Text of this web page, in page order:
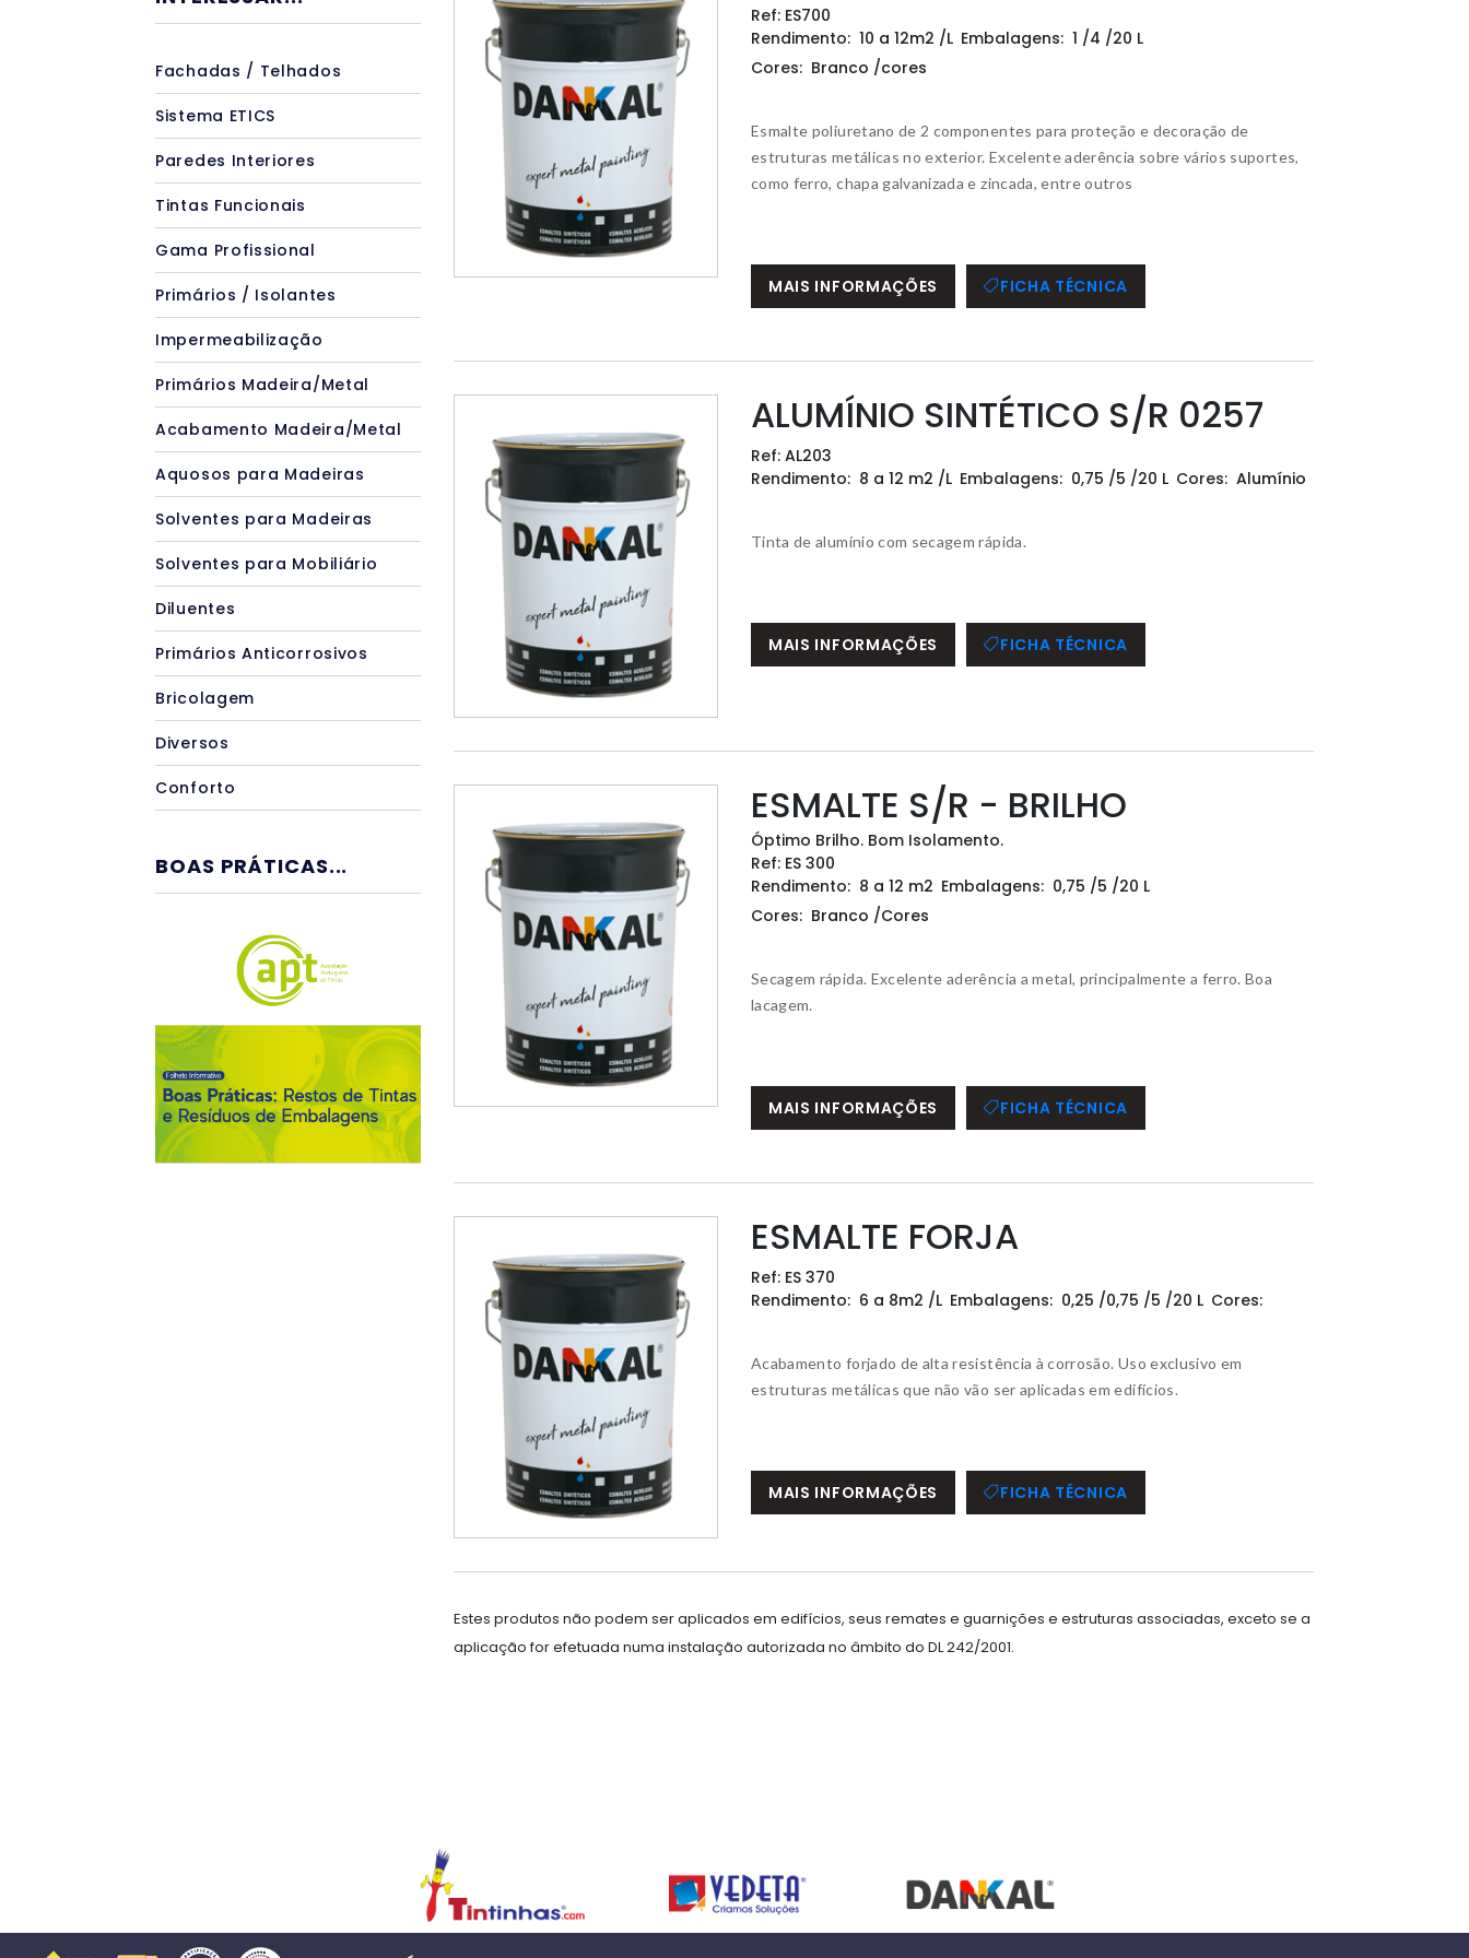
Ref: ES700
Rendimento: 10 a 12m2 /L Embalagens: 1 /4 /20 L
Cores: Branco /cores
Esmalte poliuretano de 2 componentes para proteção e decoração de
estruturas metálicas no exterior. Excelente aderência sobre vários suportes,
como ferro, chapa galvanizada e zincada, entre outros
MAIS INFORMAÇÕES FICHA TÉCNICA
ALUMÍNIO SINTÉTICO S/R 0257
Ref: AL203
Rendimento: 8 a 12 m2 /L Embalagens: 0,75 /5 /20 L Cores: Alumínio
Tinta de alumínio com secagem rápida.
MAIS INFORMAÇÕES FICHA TÉCNICA
ESMALTE S/R - BRILHO
Óptimo Brilho. Bom Isolamento.
Ref: ES 300
Rendimento: 8 a 12 m2 Embalagens: 0,75 /5 /20 L
Cores: Branco /Cores
Secagem rápida. Excelente aderência a metal, principalmente a ferro. Boa
lacagem.
MAIS INFORMAÇÕES FICHA TÉCNICA
ESMALTE FORJA
Ref: ES 370
Rendimento: 6 a 8m2 /L Embalagens: 0,25 /0,75 /5 /20 L Cores:
Acabamento forjado de alta resistência à corrosão. Uso exclusivo em
estruturas metálicas que não vão ser aplicadas em edifícios.
MAIS INFORMAÇÕES FICHA TÉCNICA
Estes produtos não podem ser aplicados em edifícios, seus remates e guarnições e estruturas associadas, exceto se a
aplicação for efetuada numa instalação autorizada no âmbito do DL 242/2001.
Fachadas / Telhados
Sistema ETICS
Paredes Interiores
Tintas Funcionais
Gama Profissional
Primários / Isolantes
Impermeabilização
Primários Madeira/Metal
Acabamento Madeira/Metal
Aquosos para Madeiras
Solventes para Madeiras
Solventes para Mobiliário
Diluentes
Primários Anticorrosivos
Bricolagem
Diversos
Conforto
BOAS PRÁTICAS...